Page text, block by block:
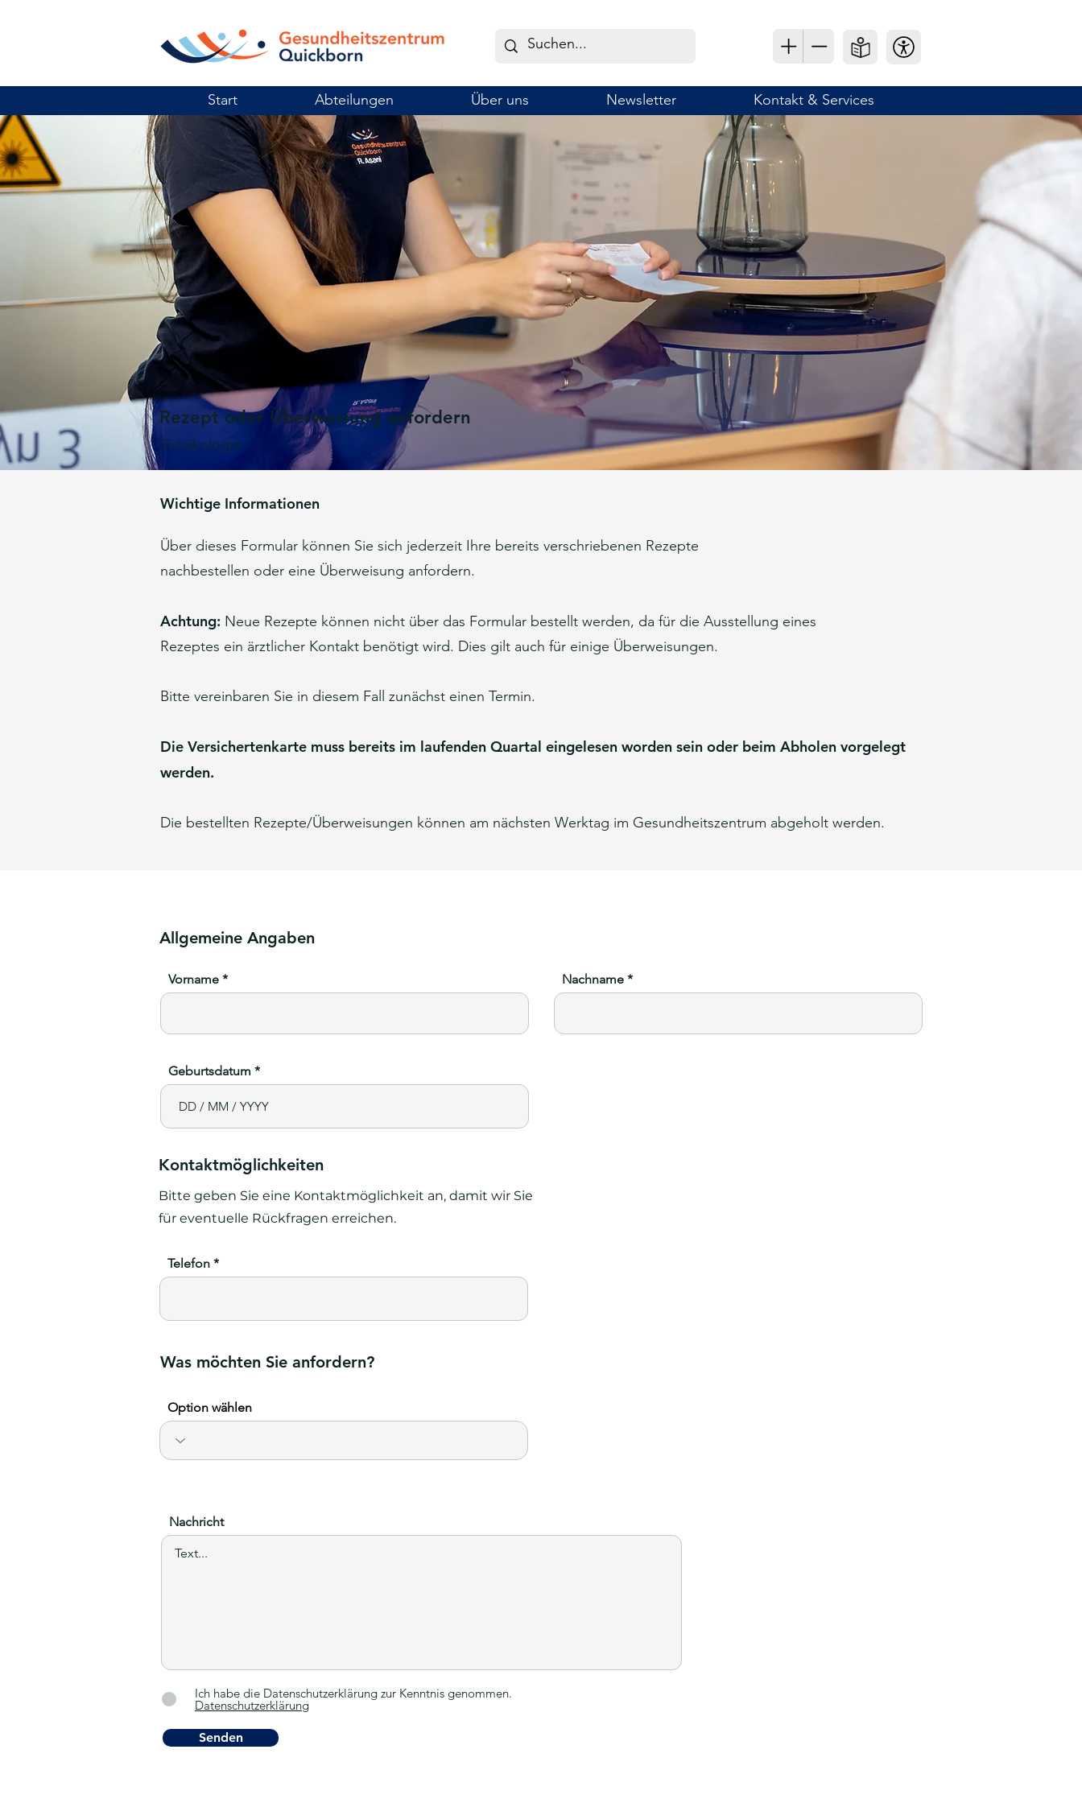
Start Abteilungen Über uns Newsletter Kontakt & Services
Rezept oder Überweisung anfordern
Gynäkologie
Wichtige Informationen
Über dieses Formular können Sie sich jederzeit Ihre bereits verschriebenen Rezepte
nachbestellen oder eine Überweisung anfordern.
Achtung: Neue Rezepte können nicht über das Formular bestellt werden, da für die Ausstellung eines
Rezeptes ein ärztlicher Kontakt benötigt wird. Dies gilt auch für einige Überweisungen.
Bitte vereinbaren Sie in diesem Fall zunächst einen Termin.
Die Versichertenkarte muss bereits im laufenden Quartal eingelesen worden sein oder beim Abholen vorgelegt
werden.
Die bestellten Rezepte/Überweisungen können am nächsten Werktag im Gesundheitszentrum abgeholt werden.
Allgemeine Angaben
Vorname Nachname
Geburtsdatum
Kontaktmöglichkeiten
Bitte geben Sie eine Kontaktmöglichkeit an, damit wir Sie
für eventuelle Rückfragen erreichen.
Telefon
Was möchten Sie anfordern?
Option wählen
Nachricht
Ich habe die Datenschutzerklärung zur Kenntnis genommen.
Datenschutzerklärung
Senden